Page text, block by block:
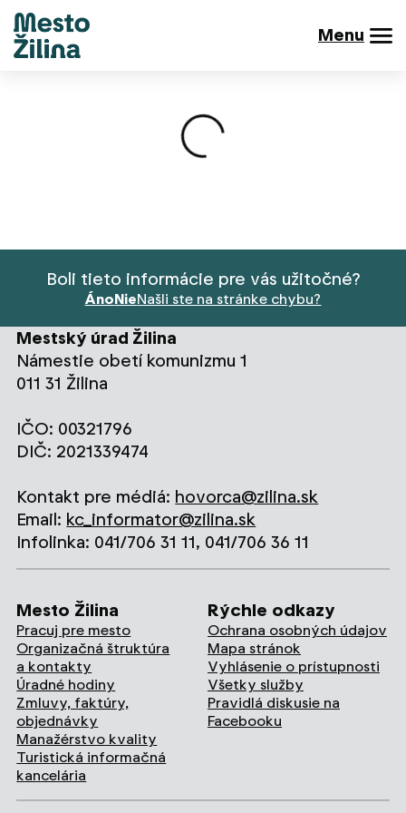
Menu
Načítavanie obsahu
Boli tieto informácie pre vás užitočné?
ÁnoNieNašli ste na stránke chybu?
Mestský úrad Žilina
Námestie obetí komunizmu 1
011 31 Žilina
IČO: 00321796
DIČ: 2021339474
Kontakt pre médiá: hovorca@zilina.sk
Email: kc_informator@zilina.sk
Infolinka: 041/706 31 11, 041/706 36 11
Mesto Žilina
Pracuj pre mesto
Organizačná štruktúra
a kontakty
Úradné hodiny
Zmluvy, faktúry,
objednávky
Manažérstvo kvality
Turistická informačná
kancelária
Rýchle odkazy
Ochrana osobných údajov
Mapa stránok
Vyhlásenie o prístupnosti
Všetky služby
Pravidlá diskusie na
Facebooku